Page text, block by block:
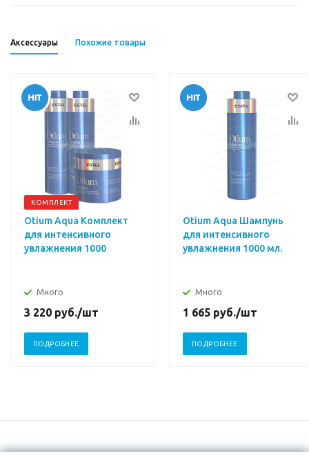
Аксессуары Похожие товары
КОМПЛЕКТ
Otium Aqua Комплект
для интенсивного
увлажнения 1000
Много
3 220 руб./шт
ПОДРОБНЕЕ
Otium Aqua Шампунь
для интенсивного
увлажнения 1000 мл.
Много
1 665 руб./шт
ПОДРОБНЕЕ